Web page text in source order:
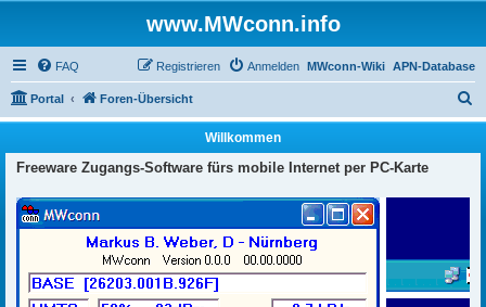
www.MWconn.info
FAQ APN-Database
MWconn-Wiki
Anmelden
Registrieren
Portal Foren-Übersicht
u
Willkommen
Freeware Zugangs-Software fürs mobile Internet per PC-Karte